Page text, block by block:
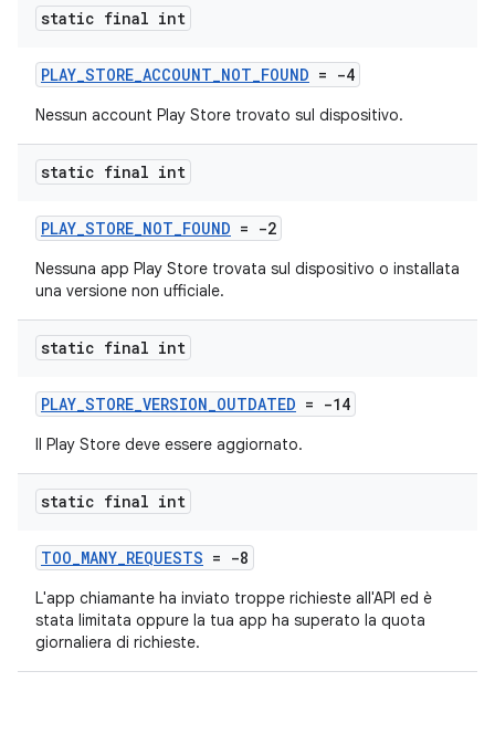
static final int
PLAY_STORE_ACCOUNT_NOT_FOUND = -4
Nessun account Play Store trovato sul dispositivo.
static final int
PLAY_STORE_NOT_FOUND = -2
Nessuna app Play Store trovata sul dispositivo o installata
una versione non ufficiale.
static final int
PLAY_STORE_VERSION_OUTDATED = -14
Il Play Store deve essere aggiornato.
static final int
TOO_MANY_REQUESTS = -8
L'app chiamante ha inviato troppe richieste all'API ed è
stata limitata oppure la tua app ha superato la quota
giornaliera di richieste.